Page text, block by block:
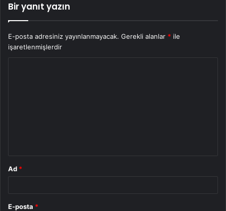
Bir yanıt yazın
E-posta adresiniz yayınlanmayacak. Gerekli alanlar * ile
işaretlenmişlerdir
Ad *
E-posta *